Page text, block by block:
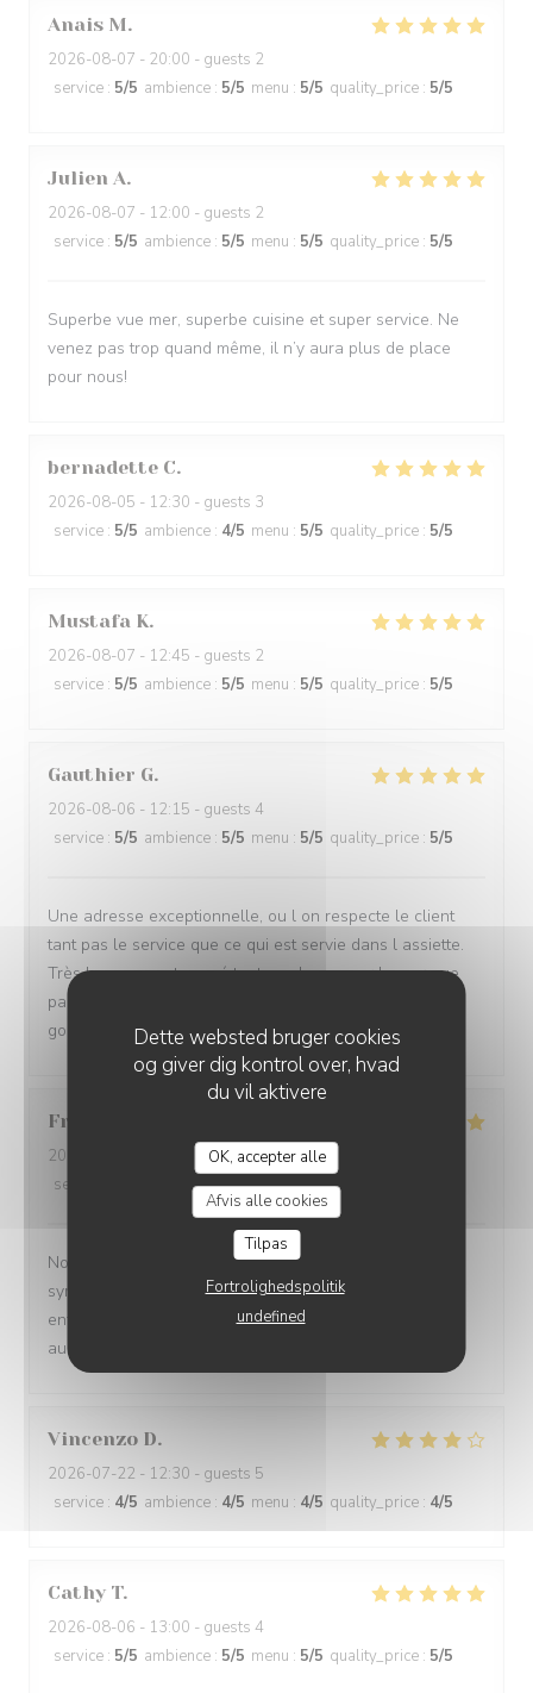
Dette websted bruger cookies
og giver dig kontrol over, hvad
du vil aktivere
OK, accepter alle
Afvis alle cookies
Tilpas
Fortrolighedspolitik
undefined
Anais M
2026-08-07 - 20:00 - guests 2
service : 5/5 ambience : 5/5 menu : 5/5 quality_price : 5/5
Julien A
2026-08-07 - 12:00 - guests 2
service : 5/5 ambience : 5/5 menu : 5/5 quality_price : 5/5
Superbe vue mer, superbe cuisine et super service. Ne
venez pas trop quand même, il n’y aura plus de place
pour nous!
bernadette C
2026-08-05 - 12:30 - guests 3
service : 5/5 ambience : 4/5 menu : 5/5 quality_price : 5/5
Mustafa K
2026-08-07 - 12:45 - guests 2
service : 5/5 ambience : 5/5 menu : 5/5 quality_price : 5/5
Gauthier G
2026-08-06 - 12:15 - guests 4
service : 5/5 ambience : 5/5 menu : 5/5 quality_price : 5/5
Une adresse exceptionnelle, ou l on respecte le client
tant pas le service que ce qui est servie dans l assiette.
Très bon moment passé tant pas la vue sur la mer que
par les plats dégustés. Nous reviendrons à coup sûr
goûter le reste de la carte. Bravo à vous
Franciane
2026-08-06
- 19:30 - guests 2
service
ambience:5/5 menu:5/5 quality_price
Nous avons passé un très bon moment : cadre
sympathique, service irréprochable, très bon accueil et
enfin des assiettes délicieuses (plat + dessert !). Nous
aurons plaisir à revenir vous voir :)
Vincenzo D
2026-07-22 - 12:30 - guests 5
service : 4/5 ambience : 4/5 menu : 4/5 quality_price : 4/5
Cathy T
2026-08-06 - 13:00 - guests 4
service : 5/5 ambience : 5/5 menu : 5/5 quality_price : 5/5